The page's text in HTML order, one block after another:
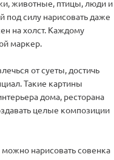
животные, птицы, люди и
силу нарисовать даже
на холст. Каждому
маркер.
от суеты, достичь
Такие картины
дома, ресторана
целые композиции
можно нарисовать совенка